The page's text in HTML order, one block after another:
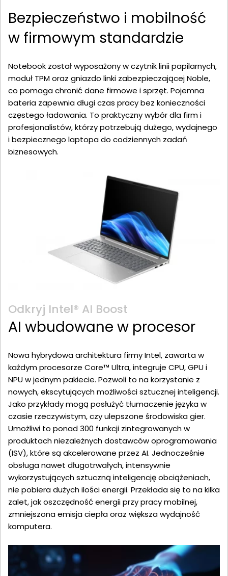
Bezpieczeństwo i mobilność
w firmowym standardzie
Notebook został wyposażony w czytnik linii papilarnych,
moduł TPM oraz gniazdo linki zabezpieczającej Noble,
co pomaga chronić dane firmowe i sprzęt. Pojemna
bateria zapewnia długi czas pracy bez konieczności
częstego ładowania. To praktyczny wybór dla firm i
profesjonalistów, którzy potrzebują dużego, wydajnego
i bezpiecznego laptopa do codziennych zadań
biznesowych.
Odkryj Intel® AI Boost
AI wbudowane w procesor
Nowa hybrydowa architektura firmy Intel, zawarta w
każdym procesorze Core™ Ultra, integruje CPU, GPU i
NPU w jednym pakiecie. Pozwoli to na korzystanie z
nowych, ekscytujących możliwości sztucznej inteligencji.
Jako przykłady mogą posłużyć tłumaczenie języka w
czasie rzeczywistym, czy ulepszone środowiska gier.
Umożliwi to ponad 300 funkcji zintegrowanych w
produktach niezależnych dostawców oprogramowania
(ISV), które są akcelerowane przez AI. Jednocześnie
obsługa nawet długotrwałych, intensywnie
wykorzystujących sztuczną inteligencję obciążeniach,
nie pobiera dużych ilości energii. Przekłada się to na kilka
zalet, jak oszczędność energii przy pracy mobilnej,
zmniejszona emisja ciepła oraz większa wydajność
komputera.